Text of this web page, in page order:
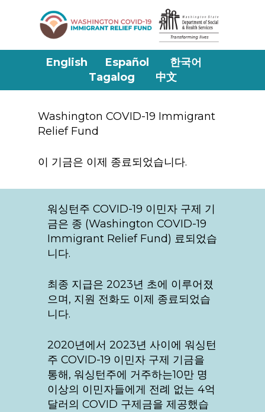
content
English
Español
한국어
Tagalog
中文
Washington COVID-19 Immigrant
Relief Fund
이 기금은 이제 종료되었습니다.
워싱턴주 COVID-19 이민자 구제 기
금은 종 (Washington COVID-19
Immigrant Relief Fund) 료되었습
니다.
최종 지급은 2023년 초에 이루어졌
으며, 지원 전화도 이제 종료되었습
니다.
2020년에서 2023년 사이에 워싱턴
주 COVID-19 이민자 구제 기금을
통해, 워싱턴주에 거주하는10만 명
이상의 이민자들에게 전례 없는 4억
달러의 COVID 구제금을 제공했습